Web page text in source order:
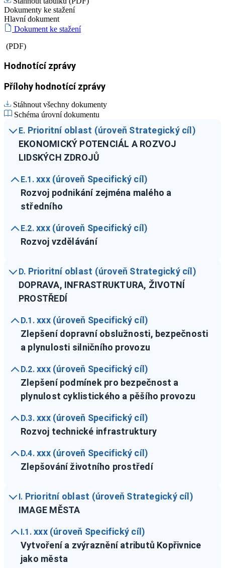
Dokumenty ke stažení
Hlavní dokument
Dokument ke stažení
(PDF)
Hodnotící zprávy
Přílohy hodnotící zprávy
Stáhnout všechny dokumenty
Schéma úrovní dokumentu
E. Prioritní oblast (úroveň Strategický cíl)
EKONOMICKÝ POTENCIÁL A ROZVOJ
LIDSKÝCH ZDROJŮ
E.1. xxx (úroveň Specifický cíl)
Rozvoj podnikání zejména malého a
středního
E.2. xxx (úroveň Specifický cíl)
Rozvoj vzdělávání
D. Prioritní oblast (úroveň Strategický cíl)
DOPRAVA, INFRASTRUKTURA, ŽIVOTNÍ
PROSTŘEDÍ
D.1. xxx (úroveň Specifický cíl)
Zlepšení dopravní obslužnosti, bezpečnosti
a plynulosti silničního provozu
D.2. xxx (úroveň Specifický cíl)
Zlepšení podmínek pro bezpečnost a
plynulost cyklistického a pěšího provozu
D.3. xxx (úroveň Specifický cíl)
Rozvoj technické infrastruktury
D.4. xxx (úroveň Specifický cíl)
Zlepšování životního prostředí
I. Prioritní oblast (úroveň Strategický cíl)
IMAGE MĚSTA
I.1. xxx (úroveň Specifický cíl)
Vytvoření a zvýraznění atributů Kopřivnice
jako města